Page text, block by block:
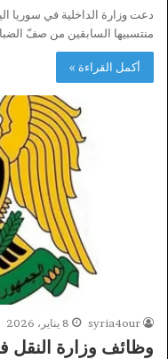
منتسبيها السابقين من صفّ
أكمل القراءة »
syria4our 8 يناير، 2026
وظائف وزارة النقل